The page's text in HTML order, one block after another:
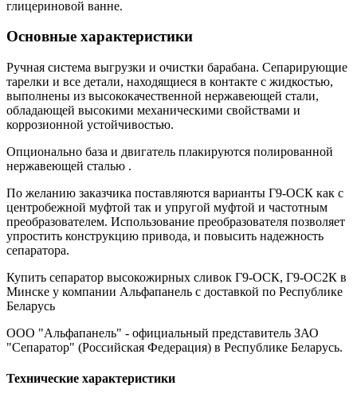
глицериновой ванне.
Основные характеристики
Ручная система выгрузки и очистки барабана. Сепарирующие
тарелки и все детали, находящиеся в контакте с жидкостью,
выполнены из высококачественной нержавеющей стали,
обладающей высокими механическими свойствами и
коррозионной устойчивостью.
Опционально база и двигатель плакируются полированной
нержавеющей сталью .
По желанию заказчика поставляются варианты Г9-ОСК как с
центробежной муфтой так и упругой муфтой и частотным
преобразователем. Использование преобразователя позволяет
упростить конструкцию привода, и повысить надежность
сепаратора.
Купить сепаратор высокожирных сливок Г9-ОСК, Г9-ОС2К в
Минске у компании Альфапанель с доставкой по Республике
Беларусь
ООО "Альфапанель" - официальный представитель ЗАО
"Сепаратор" (Российская Федерация) в Республике Беларусь.
Технические характеристики